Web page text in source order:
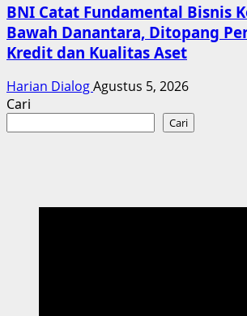
BNI Catat Fundamental Bisnis
Bawah Danantara, Ditopang
Kredit dan Kualitas Aset
Harian DialogAgustus 5, 2026
Cari
Cari